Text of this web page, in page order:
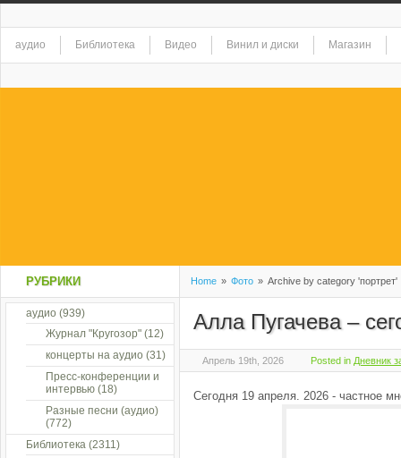
аудио Библиотека Видео Винил и диски Магазин
Home » Фото » Archive by category 'портрет'
Алла Пугачева –
Апрель 19th, 2026 Posted in Дневник
Сегодня 19 апреля. 2026 - частное
РУБРИКИ
аудио (939)
Журнал "Кругозор" (12)
концерты на аудио (31)
Пресс-конференции и
интервью (18)
Разные песни (аудио)
(772)
Библиотека (2311)